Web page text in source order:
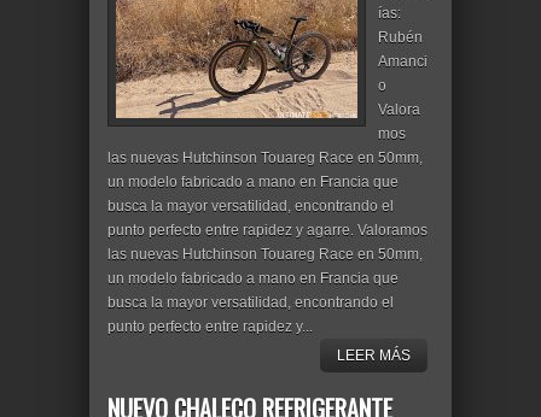
ías:
Rubén
Amanci
o
Valora
mos
las nuevas Hutchinson Touareg Race en 50mm,
un modelo fabricado a mano en Francia que
busca la mayor versatilidad, encontrando el
punto perfecto entre rapidez y agarre. Valoramos
las nuevas Hutchinson Touareg Race en 50mm,
un modelo fabricado a mano en Francia que
busca la mayor versatilidad, encontrando el
punto perfecto entre rapidez y...
LEER MÁS
NUEVO CHALECO REFRIGERANTE